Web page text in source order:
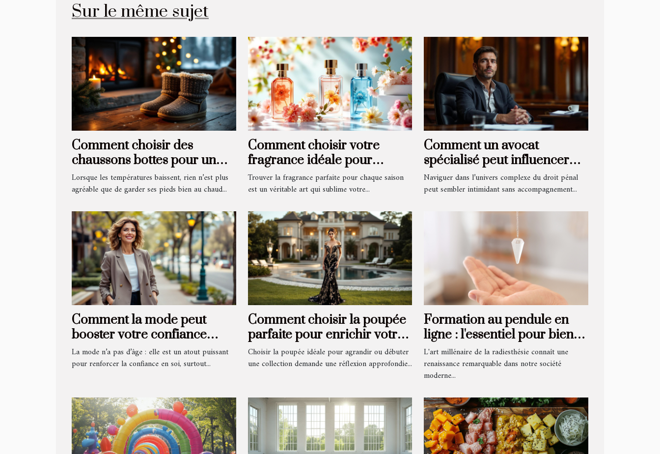
Sur le même sujet
Comment choisir des
chaussons bottes pour un
confort hivernal optimal ?
Lorsque les températures baissent, rien n’est plus
agréable que de garder ses pieds bien au chaud...
Comment choisir votre
fragrance idéale pour
chaque saison ?
Trouver la fragrance parfaite pour chaque saison
est un véritable art qui sublime votre...
Comment un avocat
spécialisé peut influencer
l'issue de votre procès pénal
?
Naviguer dans l’univers complexe du droit pénal
peut sembler intimidant sans accompagnement...
Comment la mode peut
booster votre confiance
pour des rencontres après
50 ans
La mode n’a pas d’âge : elle est un atout puissant
pour renforcer la confiance en soi, surtout...
Comment choisir la poupée
parfaite pour enrichir votre
collection ?
Choisir la poupée idéale pour agrandir ou débuter
une collection demande une réflexion approfondie...
Formation au pendule en
ligne : l'essentiel pour bien
débuter et progresser
L'art millénaire de la radiesthésie connaît une
renaissance remarquable dans notre société
moderne...